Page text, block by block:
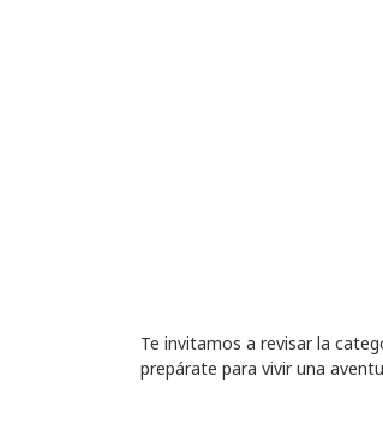
Te invitamos a revisar la
prepárate para vivir una